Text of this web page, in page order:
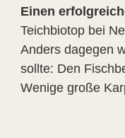
Einen
Teichbiotop bei
Anders dagegen
sollte: Den
Wenige große